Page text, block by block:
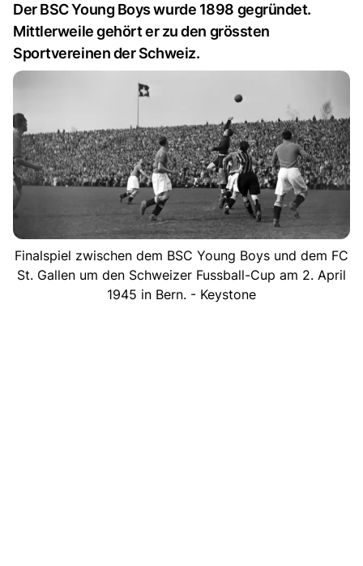
Der BSC Young Boys wurde 1898 gegründet.
Mittlerweile gehört er zu den grössten
Sportvereinen der Schweiz.
Finalspiel zwischen dem BSC Young Boys und dem FC
St. Gallen um den Schweizer Fussball-Cup am 2. April
1945 in Bern. - Keystone